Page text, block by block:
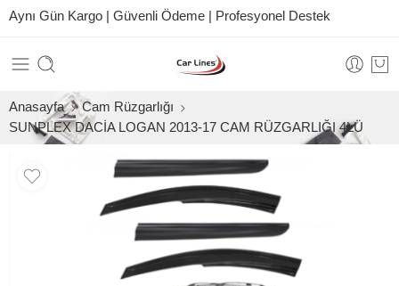
Aynı Gün Kargo | Güvenli Ödeme | Profesyonel Destek
Anasayfa
Cam Rüzgarlığı
SUNPLEX DACİA LOGAN 2013-17 CAM RÜZGARLIĞI 4LÜ